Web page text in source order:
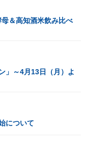
＆高知酒米飲み比べ
」～4月13日（月）よ
について